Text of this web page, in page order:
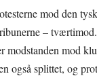
mod den
–
modstanden mod
også splittet, og